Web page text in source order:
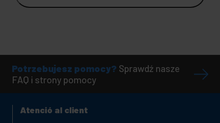
Potrzebujesz pomocy? Sprawdź nasze
FAQ i strony pomocy
Atenció al client